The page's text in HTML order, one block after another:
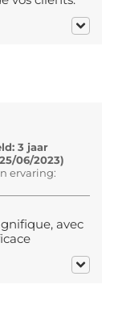
3 jaar
06/2023)
ervaring:
avec